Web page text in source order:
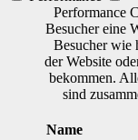
Performance
Besucher eine
Besucher wie
der Website
bekommen.
sind
Name